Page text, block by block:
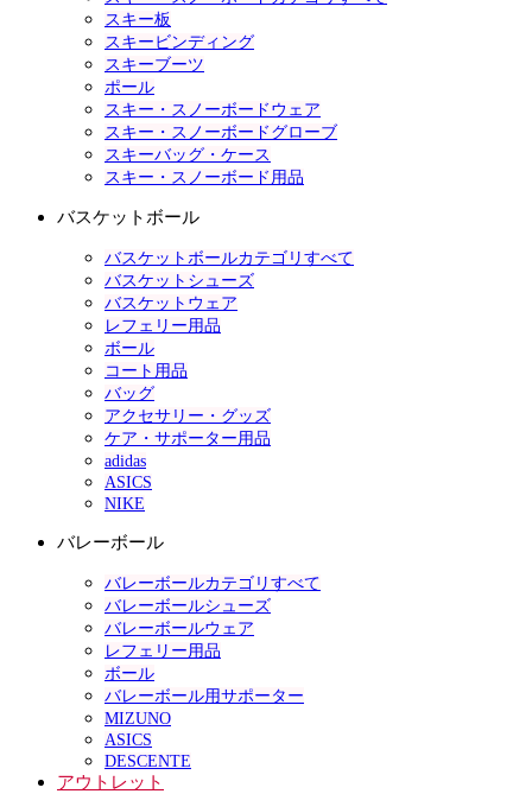
スキー板
スキービンディング
スキーブーツ
ポール
スキー・スノーボードウェア
スキー・スノーボードグローブ
スキーバッグ・ケース
スキー・スノーボード用品
バスケットボール
バスケットボールカテゴリすべて
バスケットシューズ
バスケットウェア
レフェリー用品
ボール
コート用品
バッグ
アクセサリー・グッズ
ケア・サポーター用品
adidas
ASICS
NIKE
バレーボール
バレーボールカテゴリすべて
バレーボールシューズ
バレーボールウェア
レフェリー用品
ボール
バレーボール用サポーター
MIZUNO
ASICS
DESCENTE
アウトレット